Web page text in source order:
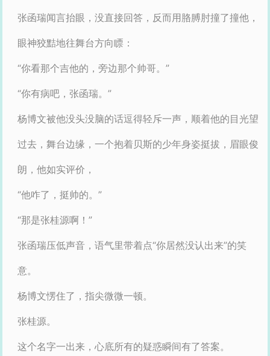
张函瑞闻言抬眼，没直接回答，反而用胳膊肘撞了撞他，
眼神狡黠地往舞台方向瞟：
“你看那个吉他的，旁边那个帅哥。”
“你有病吧，张函瑞。”
杨博文被他没头没脑的话逗得轻斥一声，顺着他的目光望
过去，舞台边缘，一个抱着贝斯的少年身姿挺拔，眉眼俊
朗，他如实评价，
“他咋了，挺帅的。”
“那是张桂源啊！”
张函瑞压低声音，语气里带着点“你居然没认出来”的笑
意。
杨博文愣住了，指尖微微一顿。
张桂源。
这个名字一出来，心底所有的疑惑瞬间有了答案。